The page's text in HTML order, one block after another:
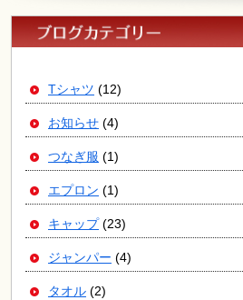
Tシャツ (12)
お知らせ (4)
つなぎ服 (1)
エプロン (1)
キャップ(23)
ジャンパー (4)
タオル (2)